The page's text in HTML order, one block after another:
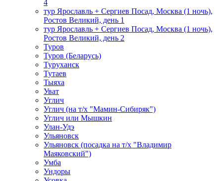
4
тур Ярославль + Сергиев Посад, Москва (1 ночь),
Ростов Великий, день 1
тур Ярославль + Сергиев Посад, Москва (1 ночь),
Ростов Великий, день 2
Туров
Туров (Беларусь)
Туруханск
Тутаев
Тыяха
Уват
Углич
Углич (на т/х "Мамин-Сибиряк")
Углич или Мышкин
Улан-Удэ
Ульяновск
Ульяновск (посадка на т/х "Владимир
Маяковский")
Умба
Ундоры